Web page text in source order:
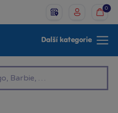
0
Další kategorie